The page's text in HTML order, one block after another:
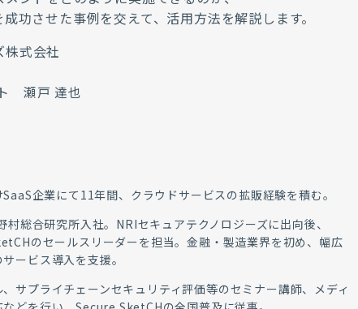
功させた事例を交えて、活用方法を解説します。
株式会社
瀬戸 達也
企業にて11年間、クラウドサービスの拡販経験を積む。
村総合研究所入社。NRIセキュアテクノロジーズに出向後、
のセールスリーダーを担当。金融・製造業界を初め、幅広
ービス導入を支援。
サプライチェーンセキュリティ評価等のセミナー講師、メディ